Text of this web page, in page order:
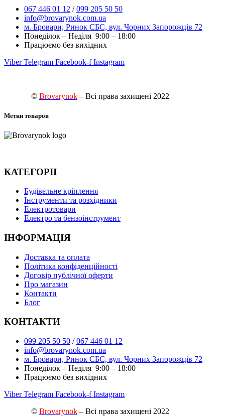
067 446 01 12 /099 205 50 50
info@brovarynok.com.ua
м. Бровари, Ринок СБС, вул. Чорних Запорожців 72
Понеділок – Неділя 9:00 – 18:00
Працюємо без вихідних
Viber Telegram Facebook-f Instagram
© Brovarynok– Всі права захищені 2022
Метки товаров
КАТЕГОРІІ
Будівельне кріплення
Інструменти та розхідники
Електротовари
Електро та бензоінструмент
ІНФОРМАЦІЯ
Доставка та оплата
Політика конфіденційності
Договір публічної оферти
Про магазин
Контакти
Блог
КОНТАКТИ
099 205 50 50 /067 446 01 12
info@brovarynok.com.ua
м. Бровари, Ринок СБС, вул. Чорних Запорожців 72
Понеділок – Неділя 9:00 – 18:00
Працюємо без вихідних
Viber Telegram Facebook-f Instagram
© Brovarynok– Всі права захищені 2022